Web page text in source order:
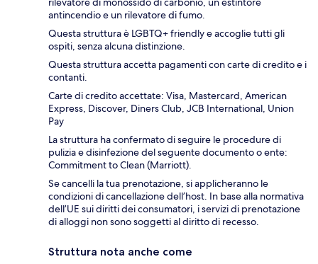
antincendio e un rilevatore di fumo.
Questa struttura è LGBTQ+ friendly e accoglie tutti gli
ospiti, senza alcuna distinzione.
Questa struttura accetta pagamenti con carte di credito e i
contanti.
Carte di credito accettate: Visa, Mastercard, American
Express, Discover, Diners Club, JCB International, Union
Pay
La struttura ha confermato di seguire le procedure di
pulizia e disinfezione del seguente documento o ente:
Commitment to Clean (Marriott).
Se cancelli la tua prenotazione, si applicheranno le
condizioni di cancellazione dell’host. In base alla normativa
dell’UE sui diritti dei consumatori, i servizi di prenotazione
di alloggi non sono soggetti al diritto di recesso.
Struttura nota anche come